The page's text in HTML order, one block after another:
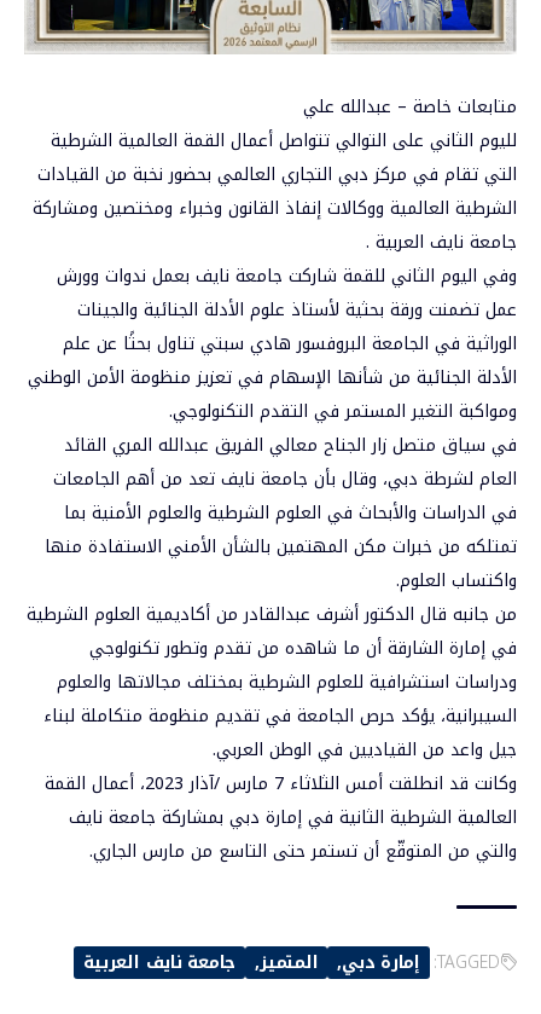
متابعات خاصة – عبدالله علي
لليوم الثاني على التوالي تتواصل أعمال القمة العالمية الشرطية
التي تقام في مركز دبي التجاري العالمي بحضور نخبة من القيادات
الشرطية العالمية ووكالات إنفاذ القانون وخبراء ومختصين ومشاركة
جامعة نايف العربية .
وفي اليوم الثاني للقمة شاركت جامعة نايف بعمل ندوات وورش
عمل تضمنت ورقة بحثية لأستاذ علوم الأدلة الجنائية والجينات
الوراثية في الجامعة البروفسور هادي سبتي تناول بحثًا عن علم
الأدلة الجنائية من شأنها الإسهام في تعزيز منظومة الأمن الوطني
ومواكبة التغير المستمر في التقدم التكنولوجي.
في سياق متصل زار الجناح معالي الفريق عبدالله المري القائد
العام لشرطة دبي، وقال بأن جامعة نايف تعد من أهم الجامعات
في الدراسات والأبحاث في العلوم الشرطية والعلوم الأمنية بما
تمتلكه من خبرات مكن المهتمين بالشأن الأمني الاستفادة منها
واكتساب العلوم.
من جانبه قال الدكتور أشرف عبدالقادر من أكاديمية العلوم الشرطية
في إمارة الشارقة أن ما شاهده من تقدم وتطور تكنولوجي
ودراسات استشرافية للعلوم الشرطية بمختلف مجالاتها والعلوم
السيبرانية، يؤكد حرص الجامعة في تقديم منظومة متكاملة لبناء
جيل واعد من القياديين في الوطن العربي.
وكانت قد انطلقت أمس الثلاثاء 7 مارس /آذار 2023، أعمال القمة
العالمية الشرطية الثانية في إمارة دبي بمشاركة جامعة نايف
والتي من المتوقّع أن تستمر حتى التاسع من مارس الجاري.
TAGGED: إمارة دبي المتميز جامعة نايف العربية